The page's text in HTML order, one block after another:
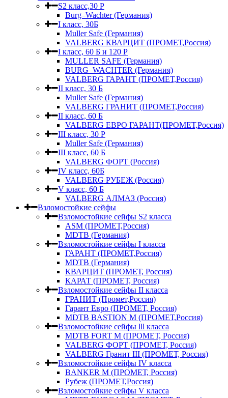
S2 класс,30 Р
Burg–Wachter (Германия)
I класс, 30Б
Muller Safe (Германия)
VALBERG КВАРЦИТ (ПРОМЕТ,Россия)
I класс, 60 Б и 120 Р
MULLER SAFE (Германия)
BURG–WACHTER (Германия)
VALBERG ГАРАНТ (ПРОМЕТ,Россия)
II класс, 30 Б
Muller Safe (Германия)
VALBERG ГРАНИТ (ПРОМЕТ,Россия)
II класс, 60 Б
VALBERG ЕВРО ГАРАНТ(ПРОМЕТ,Россия)
III класс, 30 Р
Muller Safe (Германия)
III класс, 60 Б
VALBERG ФОРТ (Россия)
IV класс, 60Б
VALBERG РУБЕЖ (Россия)
V класс, 60 Б
VALBERG АЛМАЗ (Россия)
Взломостойкие сейфы
Взломостойкие сейфы S2 класса
ASM (ПРОМЕТ,Россия)
MDTB (Германия)
Взломостойкие сейфы I класса
ГАРАНТ (ПРОМЕТ,Россия)
MDTB (Германия)
КВАРЦИТ (ПРОМЕТ, Россия)
КАРАТ (ПРОМЕТ, Россия)
Взломостойкие сейфы II класса
ГРАНИТ (Промет,Россия)
Гарант Евро (ПРОМЕТ, Россия)
MDTB BASTION M (ПРОМЕТ,Россия)
Взломостойкие сейфы lll класса
MDTB FORT M (ПРОМЕТ, Россия)
VALBERG ФОРТ (ПРОМЕТ, Россия)
VALBERG Гранит III (ПРОМЕТ, Россия)
Взломостойкие сейфы IV класса
BANKER M (ПРОМЕТ, Россия)
Рубеж (ПРОМЕТ,Россия)
Взломостойкие сейфы V класса